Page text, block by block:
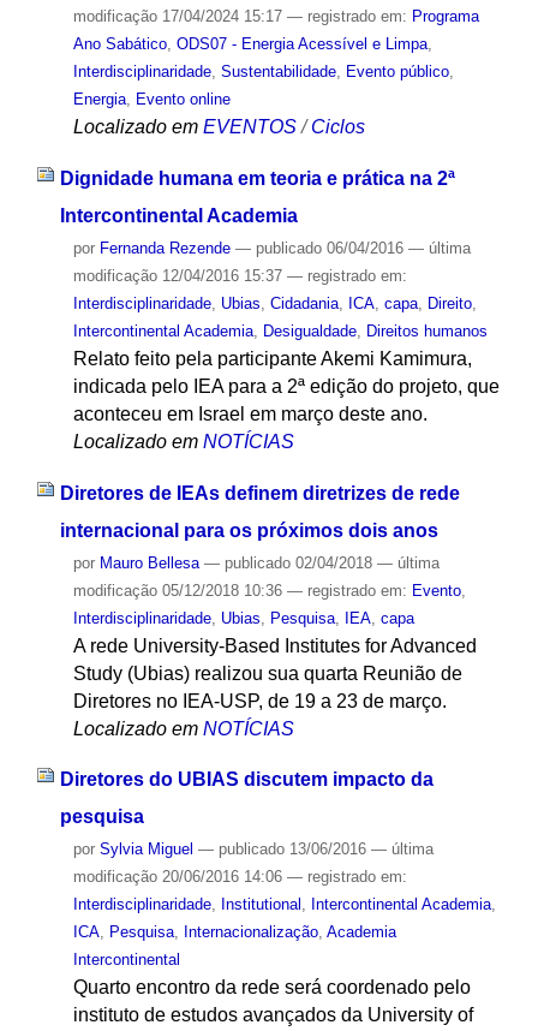
modificação17/04/2024 15:17 — registrado em: Programa
Ano Sabático, ODS07 - Energia Acessível e Limpa,
Interdisciplinaridade, Sustentabilidade, Evento público,
Energia, Evento online
Localizado em EVENTOS /Ciclos
Dignidade humana em teoria e prática na 2ª
Intercontinental Academia
por Fernanda Rezende — publicado06/04/2016 — última
modificação12/04/2016 15:37 — registrado em:
Interdisciplinaridade, Ubias, Cidadania, ICA, capa, Direito,
Intercontinental Academia, Desigualdade, Direitos humanos
Relato feito pela participante Akemi Kamimura,
indicada pelo IEA para a 2ª edição do projeto, que
aconteceu em Israel em março deste ano.
Localizado em NOTÍCIAS
Diretores de IEAs definem diretrizes de rede
internacional para os próximos dois anos
por Mauro Bellesa — publicado02/04/2018 — última
modificação05/12/2018 10:36 — registrado em: Evento,
Interdisciplinaridade, Ubias Pesquisa, IEA, capa
A rede University-Based Institutes for Advanced
Study (Ubias) realizou sua quarta Reunião de
Diretores no IEA-USP, de 19 a 23 de março.
Localizado em NOTÍCIAS
Diretores do UBIAS discutem impacto da
pesquisa
por Sylvia Miguel — publicado13/06/2016 — última
modificação20/06/2016 14:06 — registrado em:
Interdisciplinaridade, Institutional , Intercontinental Academia,
ICA, Pesquisa, Internacionalização, Academia
Intercontinental
Quarto encontro da rede será coordenado pelo
instituto de estudos avançados da University of